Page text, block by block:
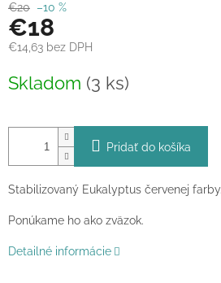
€20 –10 %
€18
€14,63 bez DPH
cena:
Skladom (3 ks)
Pridať do košíka
Stabilizovaný Eukalyptus červenej
Ponúkame ho ako zväzok.
Detailné informácie